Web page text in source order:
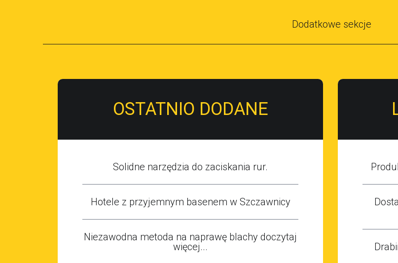
Dodatkowe sekcje
OSTATNIO DODANE
Solidne narzędzia do zaciskania rur.
Hotele z przyjemnym basenem w Szczawnicy
Niezawodna metoda na naprawę blachy doczytaj
więcej...